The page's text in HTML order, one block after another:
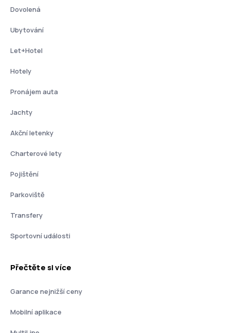
Dovolená
Ubytování
Let+Hotel
Hotely
Pronájem auta
Jachty
Akční letenky
Charterové lety
Pojištění
Parkoviště
Transfery
Sportovní události
Přečtěte si více
Garance nejnižší ceny
Mobilní aplikace